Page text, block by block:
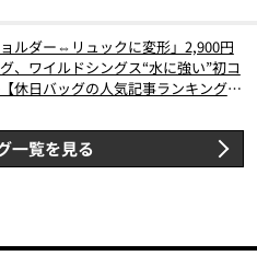
ルダー⇔リュックに変形」2,900円
、ワイルドシングス“水に強い”初コ
休日バッグの人気記事ランキングベ
一覧を見る